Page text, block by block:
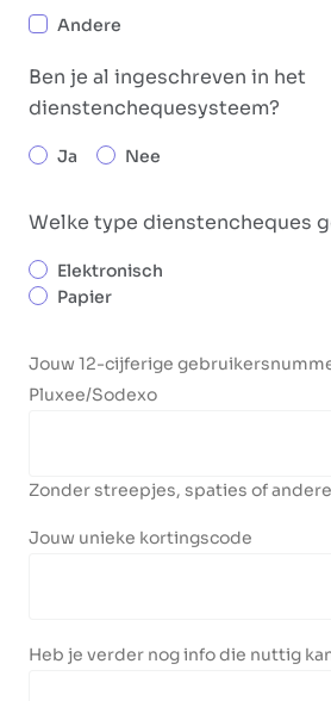
Andere
Ben je al ingeschreven in het
dienstenchequesysteem?
Ja Nee
Welke type dienstencheques
Elektronisch
Papier
Jouw 12-cijferige
Pluxee/Sodexo
Zonder streepjes, spaties of
Jouw unieke kortingscode
Heb je verder nog info die nuttig